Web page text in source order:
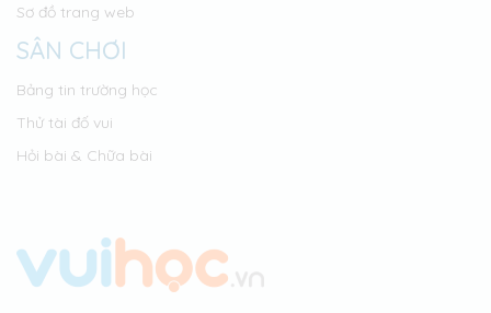
Sơ đồ trang web
SÂN CHƠI
Bảng tin trường học
Thử tài đố vui
Hỏi bài & Chữa bài